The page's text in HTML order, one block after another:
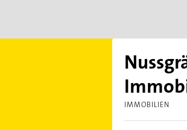
IMMOBILIEN